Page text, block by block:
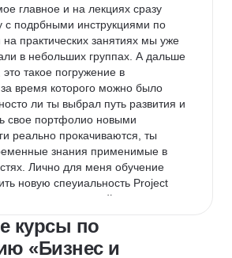
главное и на лекциях сразу
с подрбными инструкциями по
практических занятиях мы уже
в небольших группах. А дальше
такое погружение в
время которого можно было
ли ты выбрал путь развития и
свое портфолио новыми
реально прокачиваются, ты
знания применимые в
Лично для меня обучение
новую спеуиальность Project
знания в новой должности.
Нейросети стали
в моей жизни, как для
курсы по
«Бизнес и